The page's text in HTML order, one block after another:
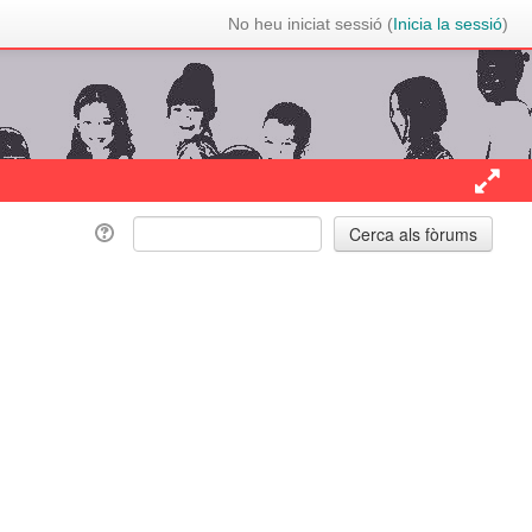
No heu iniciat sessió (Inicia la sessió)